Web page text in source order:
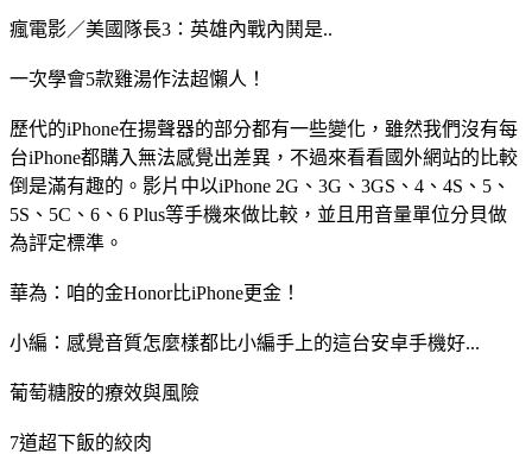
瘋電影／美國隊長3：英雄內戰內鬨是..
一次學會5款雞湯作法超懶人！
歷代的iPhone在揚聲器的部分都有一些變化，雖然我們沒有每
台iPhone都購入無法感覺出差異，不過來看看國外網站的比較
倒是滿有趣的。影片中以iPhone 2G、3G、3GS、4、4S、5、
5S、5C、6、6 Plus等手機來做比較，並且用音量單位分貝做
為評定標準。
華為：咱的金Honor比iPhone更金！
小編：感覺音質怎麼樣都比小編手上的這台安卓手機好...
葡萄糖胺的療效與風險
7道超下飯的絞肉